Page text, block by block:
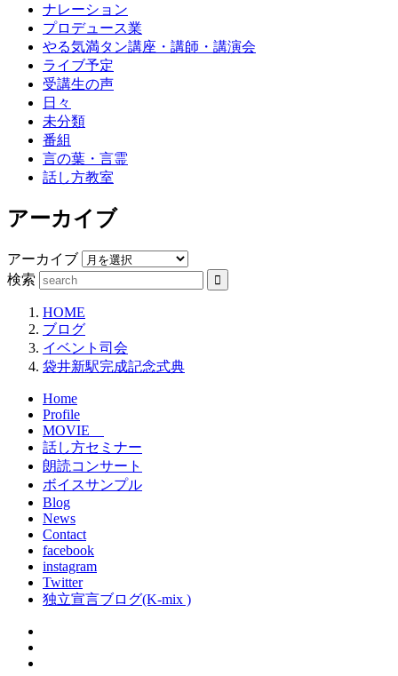
ナレーション
プロデュース業
やる気満タン講座・講師・講演会
ライブ予定
受講生の声
日々
未分類
番組
言の葉・言霊
話し方教室
アーカイブ
アーカイブ
検索
HOME
ブログ
イベント司会
袋井新駅完成記念式典
Home
Profile
MOVIE
話し方セミナー
朗読コンサート
ボイスサンプル
Blog
News
Contact
facebook
instagram
Twitter
独立宣言ブログ(K-mix )